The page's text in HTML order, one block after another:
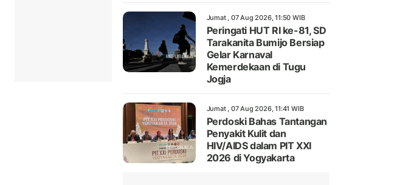
Jumat , 07 Aug 2026, 11:50 WIB
Peringati HUT RI ke-81, SD
Tarakanita Bumijo Bersiap
Gelar Karnaval
Kemerdekaan di Tugu
Jogja
Jumat , 07 Aug 2026, 11:41 WIB
Perdoski Bahas Tantangan
Penyakit Kulit dan
HIV/AIDS dalam PIT XXI
2026 di Yogyakarta